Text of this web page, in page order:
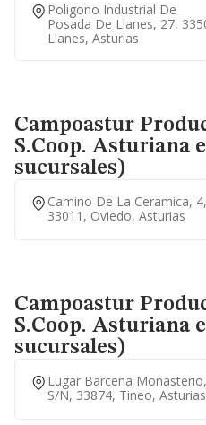
Poligono Industrial De
Posada De Llanes, 27,
Llanes, Asturias
Campoastur
S.coop. Asturiana
sucursales)
Camino De La Ceramica, 4,
33011, Oviedo, Asturias
Campoastur
S.coop. Asturiana
sucursales)
Lugar Barcena Monasterio,
S/n, 33874, Tineo, Asturias